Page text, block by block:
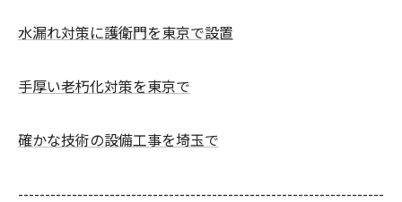
水漏れ対策に護衛門を東京で設置
手厚い老朽化対策を東京で
確かな技術の設備工事を埼玉で
--------------------------------------------------------------------